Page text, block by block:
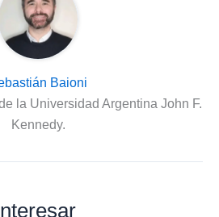
Baioni
la Universidad Argentina John F.
Kennedy.